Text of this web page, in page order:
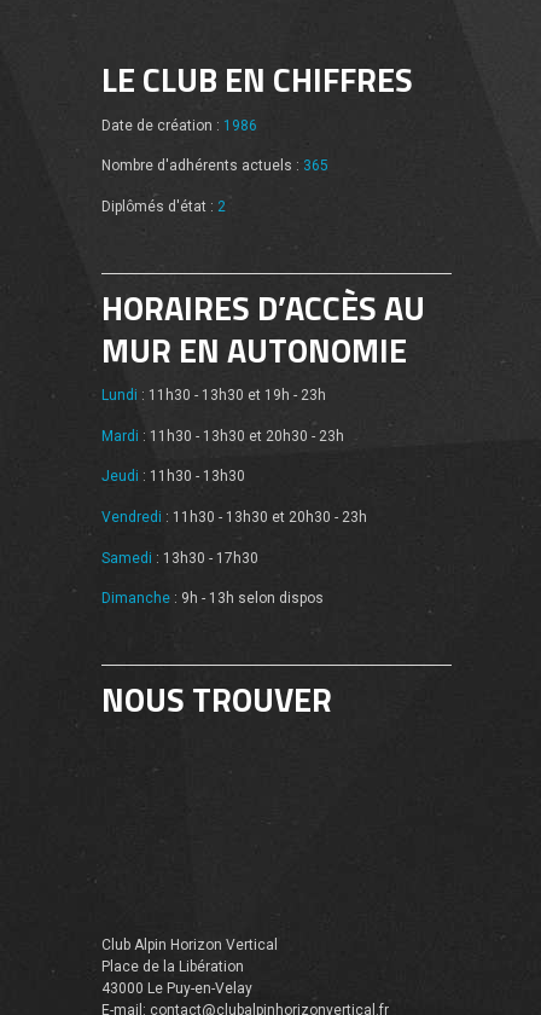
LE CLUB EN CHIFFRES
Date de création : 1986
Nombre d'adhérents actuels : 365
Diplômés d'état : 2
HORAIRES D’ACCÈS AU
MUR EN AUTONOMIE
Lundi : 11h30 - 13h30 et 19h - 23h
Mardi : 11h30 - 13h30 et 20h30 - 23h
Jeudi : 11h30 - 13h30
Vendredi : 11h30 - 13h30 et 20h30 - 23h
Samedi : 13h30 - 17h30
Dimanche : 9h - 13h selon dispos
NOUS TROUVER
Club Alpin Horizon Vertical
Place de la Libération
43000 Le Puy-en-Velay
E-mail: contact@clubalpinhorizonvertical.fr